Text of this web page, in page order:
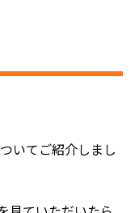
いてご紹介しまし